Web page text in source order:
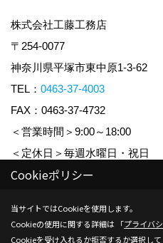
株式会社工藤工務店
〒254-0077
神奈川県平塚市東中原1-3-62
TEL： 0463-37-4003
FAX：0463-37-4732
＜営業時間＞9:00～18:00
＜定休日＞毎週水曜日・祝日
Copyright (c) KUDO KOUMUTEN
Produced byゴデスクリエイト
Cookieポリシー
当サイトではCookieを使用します。
Cookieの使用に関する詳細は 「プライバ
Cookieを受け入れるか拒否するか選択して